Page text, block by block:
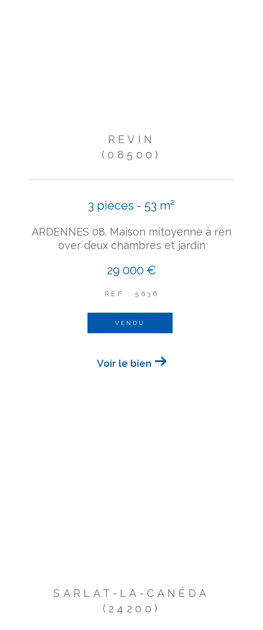
REVIN
(08500)
3 pièces - 53 m²
ARDENNES 08. Maison mitoyenne à rén
over deux chambres et jardin
29 000 €
REF : 5636
VENDU
Voir le bien
SARLAT-LA-CANÉDA
(24200)